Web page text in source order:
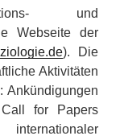
und
Webseite der
). Die
Aktivitäten
Ankündigungen
Call for Papers